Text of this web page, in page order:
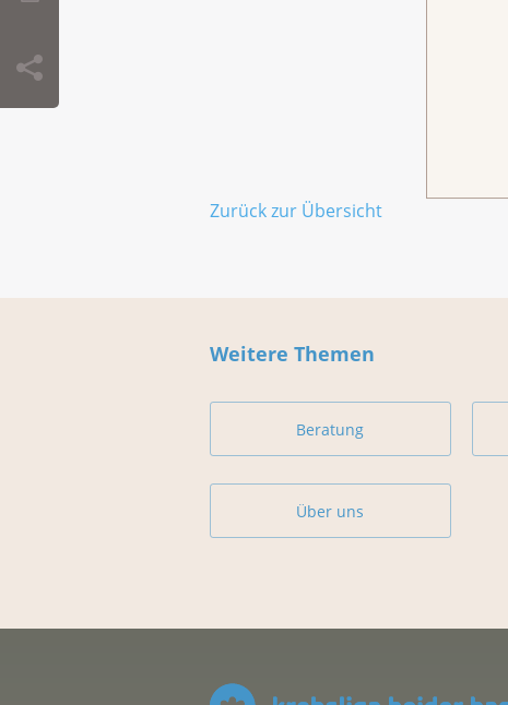
Zurück zur Übersicht
Weitere Themen
Beratung
Über uns